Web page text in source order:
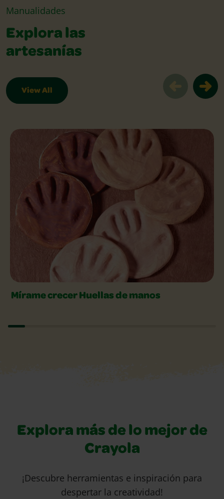
Manualidades
Explora las
artesanías
View All
Explora las artesanías Slider
Mírame crecer Huellas de manos
Explora más de lo mejor de
Crayola
¡Descubre herramientas e inspiración para
despertar la creatividad!